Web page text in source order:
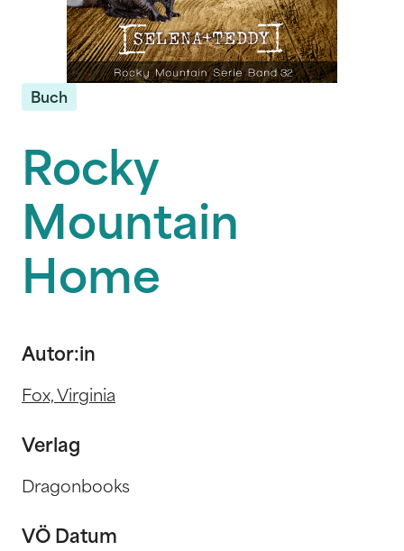
Buch
Rocky
Mountain
Home
Autor:in
Fox, Virginia
Verlag
Dragonbooks
VÖ Datum